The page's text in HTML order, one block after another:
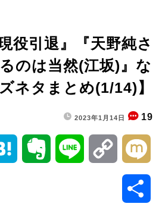
役引退』『天野純さ
のは当然(江坂)』な
ネタまとめ(1/14)】
2023年1月14日 19
o